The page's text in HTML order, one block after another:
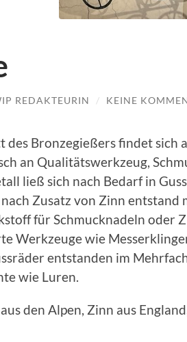
REDAKTEURIN / KEINE
des Bronzegießers findet sich
an Qualitätswerkzeug,
ließ sich nach Bedarf in
nach Zusatz von Zinn
für Schmucknadeln oder
Werkzeuge wie
entstanden im
wie Luren.
den Alpen, Zinn aus